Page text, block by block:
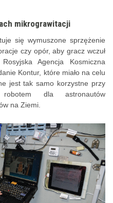
mikrograwitacji
się wymuszone sprzężenie
czy opór, aby gracz wczuł
Agencja Kosmiczna
Kontur, które miało na celu
jest tak samo korzystne przy
robotem dla astronautów
na Ziemi.